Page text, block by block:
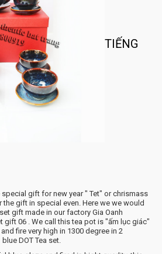
TIẾNG
gift for new year " Tet" or chrismass
the gift in special even. Here we we would
gift made in our factory Gia Oanh
gift 06 . We call this tea pot is "ấm lục giác"
fire very high in 1300 degree in 2
DOT Tea set.